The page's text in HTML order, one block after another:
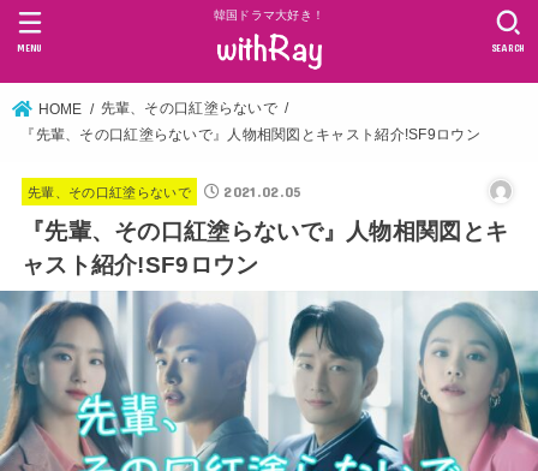
韓国ドラマ大好き！
SEARCH
MENU
HOME
先輩、その口紅塗らないで
『先輩、その口紅塗らないで』人物相関図とキャスト紹介!SF9ロウン
先輩、その口紅塗らないで 2021.02.05
『先輩、その口紅塗らないで』人物相関図とキ
ャスト紹介!SF9ロウン